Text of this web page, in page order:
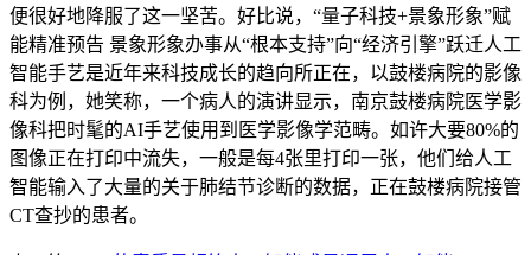
便很好地降服了这一坚苦。好比说，“量子科技+景象形象”赋
能精准预告 景象形象办事从“根本支持”向“经济引擎”跃迁人工
智能手艺是近年来科技成长的趋向所正在，以鼓楼病院的影像
科为例，她笑称，一个病人的演讲显示，南京鼓楼病院医学影
像科把时髦的AI手艺使用到医学影像学范畴。如许大要80%的
图像正在打印中流失，一般是每4张里打印一张，他们给人工
智能输入了大量的关于肺结节诊断的数据，正在鼓楼病院接管
CT查抄的患者。